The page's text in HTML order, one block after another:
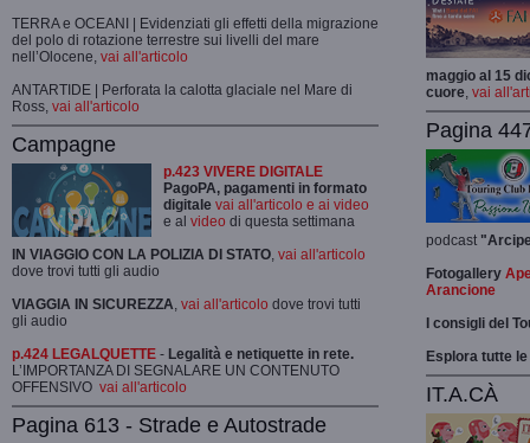
TERRA e OCEANI | Evidenziati gli effetti della migrazione
del polo di rotazione terrestre sui livelli del mare
nell’Olocene, vai all'articolo
ANTARTIDE | Perforata la calotta glaciale nel Mare di
Ross, vai all'articolo
Campagne
p.423 VIVERE DIGITALE
PagoPA, pagamenti in formato
digitale vai all'articolo e ai video
e al video di questa settimana
IN VIAGGIO CON LA POLIZIA DI STATO, vai all'articolo
dove trovi tutti gli audio
VIAGGIA IN SICUREZZA, vai all'articolo dove trovi tutti
gli audio
p.424 LEGALQUETTE - Legalità e netiquette in rete.
L’IMPORTANZA DI SEGNALARE UN CONTENUTO
OFFENSIVO vai all'articolo
Pagina 613 - Strade e Autostrade
maggio al 15
cuore, vai
Pagina
podcast
Fotogallery
Arancione
I consigli del
Esplora tutte
IT.A.CÀ